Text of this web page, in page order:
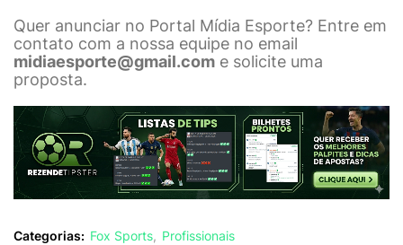
Quer anunciar no Portal Mídia Esporte? Entre em
contato com a nossa equipe no email
midiaesporte@gmail.com e solicite uma
proposta.
Categorias: Fox Sports Profissionais